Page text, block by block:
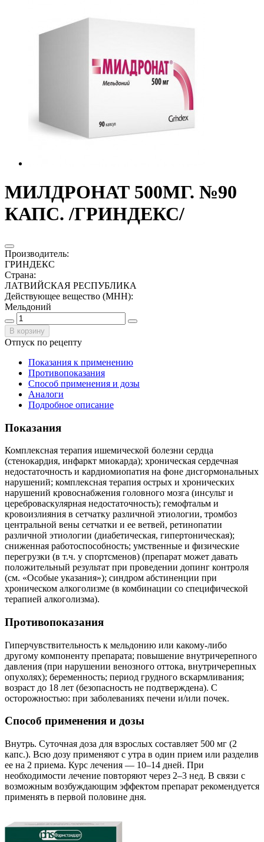
МИЛДРОНАТ 500МГ. №90
КАПС. /ГРИНДЕКС/
Производитель:
ГРИНДЕКС
Страна:
ЛАТВИЙСКАЯ РЕСПУБЛИКА
Действующее вещество (МНН):
Мельдоний
В корзину
Отпуск по рецепту
Показания к применению
Противопоказания
Способ применения и дозы
Аналоги
Подробное описание
Показания
Комплексная терапия ишемической болезни сердца
(стенокардия, инфаркт миокарда); хроническая сердечная
недостаточность и кардиомиопатия на фоне дисгормональных
нарушений; комплексная терапия острых и хронических
нарушений кровоснабжения головного мозга (инсульт и
цереброваскулярная недостаточность); гемофтальм и
кровоизлияния в сетчатку различной этиологии, тромбоз
центральной вены сетчатки и ее ветвей, ретинопатии
различной этиологии (диабетическая, гипертоническая);
сниженная работоспособность; умственные и физические
перегрузки (в т.ч. у спортсменов) (препарат может давать
положительный результат при проведении допинг контроля
(см. «Особые указания»); синдром абстиненции при
хроническом алкоголизме (в комбинации со специфической
терапией алкоголизма).
Противопоказания
Гиперчувствительность к мельдонию или какому-либо
другому компоненту препарата; повышение внутричерепного
давления (при нарушении венозного оттока, внутричерепных
опухолях); беременность; период грудного вскармливания;
возраст до 18 лет (безопасность не подтверждена). С
осторожностью: при заболеваниях печени и/или почек.
Способ применения и дозы
Внутрь. Суточная доза для взрослых составляет 500 мг (2
капс.). Всю дозу применяют с утра в один прием или разделив
ее на 2 приема. Курс лечения — 10–14 дней. При
необходимости лечение повторяют через 2–3 нед. В связи с
возможным возбуждающим эффектом препарат рекомендуется
применять в первой половине дня.